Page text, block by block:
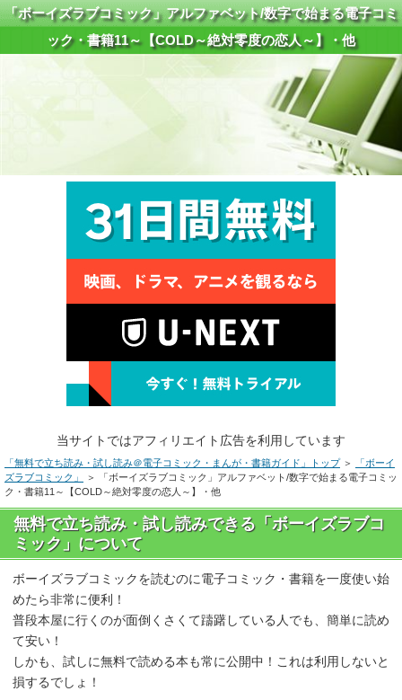
「ボーイズラブコミック」アルファベット/数字で始まる電子コミ
ック・書籍11～【COLD～絶対零度の恋人～】・他
当サイトではアフィリエイト広告を利用しています
「無料で立ち読み・試し読み＠電子コミック・まんが・書籍ガイド」トップ＞
「ボーイ
ズラブコミック」
＞ 「ボーイズラブコミック」アルファベット/数字で始まる電子コミッ
ク・書籍11～【COLD～絶対零度の恋人～】・他
無料で立ち読み・試し読みできる「ボーイズラブコ
ミック」について
ボーイズラブコミックを読むのに電子コミック・書籍を一度使い始
めたら非常に便利！
普段本屋に行くのが面倒くさくて躊躇している人でも、簡単に読め
て安い！
しかも、試しに無料で読める本も常に公開中！これは利用しないと
損するでしょ！